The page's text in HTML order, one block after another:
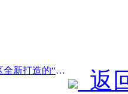
前一篇：南京市玄武湖景区全新打造的“金陵诗仙馆”等4座文化场馆正式开放
返